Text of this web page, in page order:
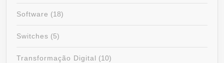
Software (18)
Switches (5)
Transformação Digital (10)